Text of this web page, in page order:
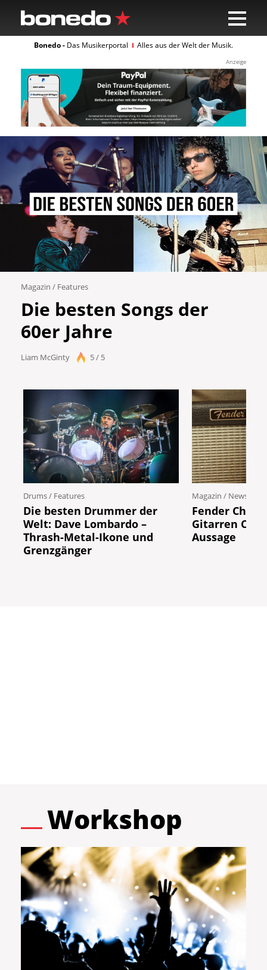
Bonedo - Das Musikerportal Allesaus der Welt der Musik.
Anzeige
Magazin / Features
Die besten Songs der
60er Jahre
Liam McGinty 5 / 5
Drums/ Features
Die besten Drummer der
Welt: Dave Lombardo –
Thrash-Metal-Ikone und
Grenzgänger
Magazin / News
Fender Chef
Gitarren
Aussage
Workshop